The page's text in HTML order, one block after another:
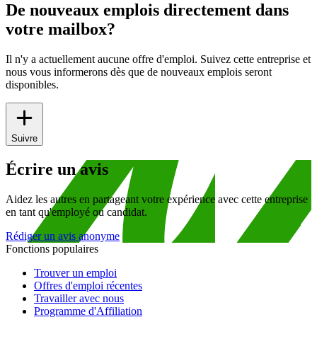
De nouveaux emplois directement dans
votre mailbox?
Il n'y a actuellement aucune offre d'emploi. Suivez cette entreprise et
nous vous informerons dès que de nouveaux emplois seront
disponibles.
Suivre
Écrire un avis
Aidez les autres en partageant votre expérience avec cette entreprise
en tant qu'employé ou candidat.
Rédiger un avis anonyme
Fonctions populaires
Trouver un emploi
Offres d'emploi récentes
Travailler avec nous
Programme d'Affiliation